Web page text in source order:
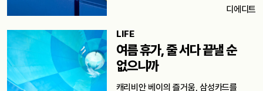
디에디트
LIFE
여름 휴가, 줄 서다 끝낼 순
없으니까
캐리비안 베이의 즐거움, 삼성카드를